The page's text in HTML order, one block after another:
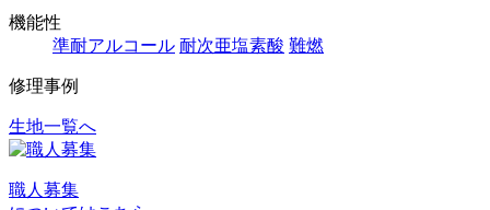
機能性
準耐アルコール 耐次亜塩素酸 難燃
修理事例
投
ナ
生地一覧へ
職人募集